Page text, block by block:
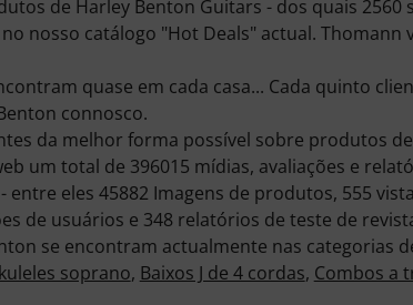
de Harley Benton Guitars - dos quais 2560
nosso catálogo "Hot Deals" actual. Thomann
quase em cada casa... Cada quinto
connosco.
da melhor forma possível sobre produtos
um total de 396015 mídias, avaliações e
eles 45882 Imagens de produtos, 555
de usuários e 348 relatórios de teste de
se encontram actualmente nas categorias
soprano, Baixos J de 4 cordas, Combos a